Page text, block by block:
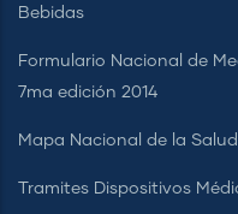
Bebidas
Formulario Nacional de
7ma edición 2014
Mapa Nacional de la
Tramites Dispositivos